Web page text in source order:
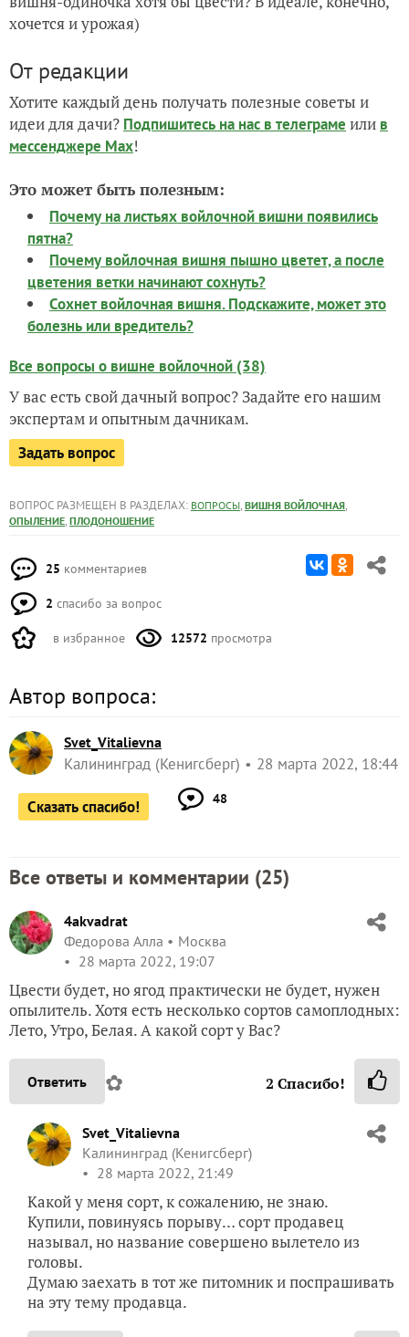
хочется и урожая)
От редакции
Хотите каждый день получать полезные советы и
идеи для дачи? Подпишитесь на нас в телеграме или в
мессенджере Max!
Это может быть полезным:
Почему на листьях войлочной вишни появились
пятна?
Почему войлочная вишня пышно цветет, а после
цветения ветки начинают сохнуть?
Сохнет войлочная вишня. Подскажите, может это
болезнь или вредитель?
Все вопросы о вишне войлочной (38)
У вас есть свой дачный вопрос? Задайте его нашим
экспертам и опытным дачникам.
Задать вопрос
ВОПРОС РАЗМЕЩЕН В РАЗДЕЛАХ: ВОПРОСЫ, ВИШНЯ ВОЙЛОЧНАЯ,
ОПЫЛЕНИЕ, ПЛОДОНОШЕНИЕ
25 комментариев
2 спасибо за вопрос
в избранное 12572 просмотра
Автор вопроса:
Svet_Vitalievna
Калининград (Кенигсберг) 28 марта 2022, 18:44
Сказать спасибо! 48
Все ответы и комментарии (25)
4akvadrat
Федорова Алла
Москва
28 марта 2022, 19:07
Цвести будет, но ягод практически не будет, нужен
опылитель. Хотя есть несколько сортов самоплодных:
Лето, Утро, Белая. А какой сорт у Вас?
Ответить ✿ 2 Спасибо!
Svet_Vitalievna
Калининград (Кенигсберг)
28 марта 2022, 21:49
Какой у меня сорт, к сожалению, не знаю.
Купили, повинуясь порыву… сорт продавец
называл, но название совершено вылетело из
головы.
Думаю заехать в тот же питомник и поспрашивать
на эту тему продавца.